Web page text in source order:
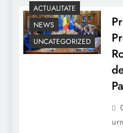
ACTUALITATE
NEWS
UNCATEGORIZED